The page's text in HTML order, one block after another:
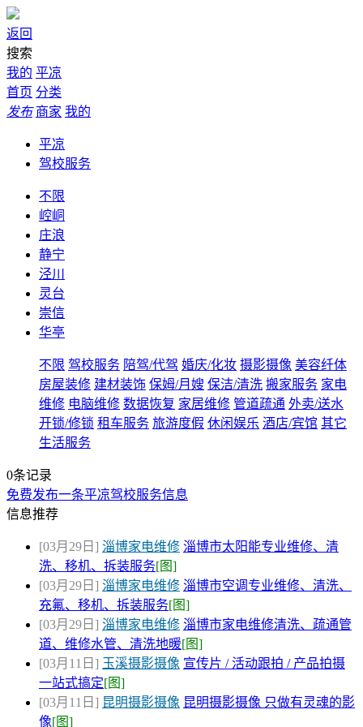
返回
搜索
我的 平凉
首页 分类
发布 商家 我的
平凉
驾校服务
不限
崆峒
庄浪
静宁
泾川
灵台
崇信
华亭
不限 驾校服务 陪驾/代驾 婚庆/化妆 摄影摄像 美容纤体
房屋装修 建材装饰 保姆/月嫂 保洁/清洗 搬家服务 家电
维修 电脑维修 数据恢复 家居维修 管道疏通 外卖/送水
开锁/修锁 租车服务 旅游度假 休闲娱乐 酒店/宾馆 其它
生活服务
0条记录
免费发布一条平凉驾校服务信息
信息推荐
[03月29日] 淄博家电维修 淄博市太阳能专业维修、清
洗、移机、拆装服务[图]
[03月29日] 淄博家电维修 淄博市空调专业维修、清洗、
充氟、移机、拆装服务[图]
[03月29日] 淄博家电维修 淄博市家电维修清洗、疏通管
道、维修水管、清洗地暖[图]
[03月11日] 玉溪摄影摄像 宣传片 / 活动跟拍 / 产品拍摄
一站式搞定[图]
[03月11日] 昆明摄影摄像 昆明摄影摄像 只做有灵魂的影
像[图]